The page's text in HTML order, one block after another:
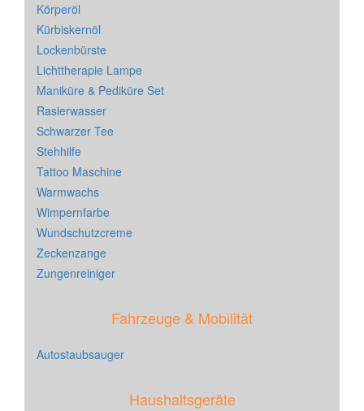
Körperöl
Kürbiskernöl
Lockenbürste
Lichttherapie Lampe
Maniküre & Pediküre Set
Rasierwasser
Schwarzer Tee
Stehhilfe
Tattoo Maschine
Warmwachs
Wimpernfarbe
Wundschutzcreme
Zeckenzange
Zungenreiniger
Fahrzeuge & Mobilität
Autostaubsauger
Haushaltsgeräte